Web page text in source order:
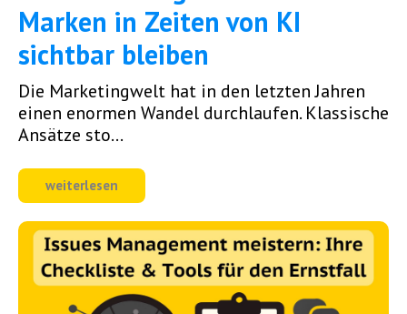
Marken in Zeiten von KI
sichtbar bleiben
Die Marketingwelt hat in den letzten Jahren
einen enormen Wandel durchlaufen. Klassische
Ansätze sto...
weiterlesen